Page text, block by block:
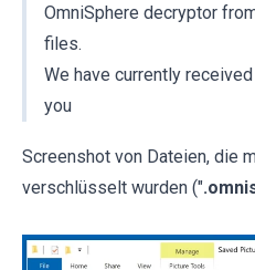
OmniSphere decryptor
files.
We have currently
you
Screenshot von Dateien, die
verschlüsselt wurden ("